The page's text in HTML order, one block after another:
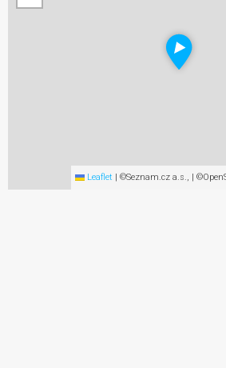
Leaflet | ©Seznam.cz a.s., |